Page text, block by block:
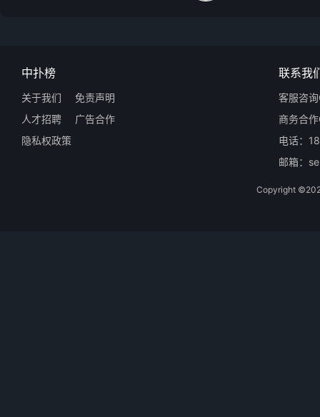
中扑榜
关于我们
免责声明
人才招聘
广告合作
隐私权政策
联系我
客服咨
商务合
电话：
邮箱：
Copyright